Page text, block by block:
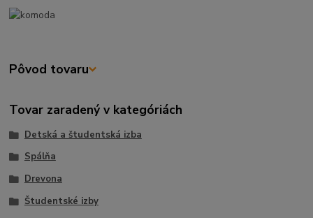
Pôvod tovaru
Tovar zaradený v kategóriách
Detská a študentská izba
Spálňa
Drevona
Študentské izby